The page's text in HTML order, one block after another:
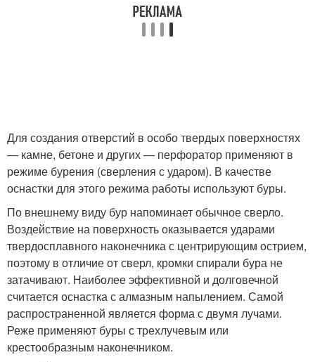
Для создания отверстий в особо твердых поверхностях
— камне, бетоне и других — перфоратор применяют в
режиме бурения (сверления с ударом). В качестве
оснастки для этого режима работы используют буры.
По внешнему виду бур напоминает обычное сверло.
Воздействие на поверхность оказывается ударами
твердосплавного наконечника с центрирующим острием,
поэтому в отличие от сверл, кромки спирали бура не
затачивают. Наиболее эффективной и долговечной
считается оснастка с алмазным напылением. Самой
распространенной является форма с двумя лучами.
Реже применяют буры с трехлучевым или
крестообразным наконечником.